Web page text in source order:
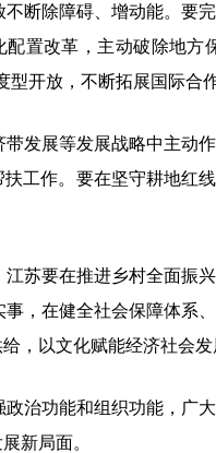
断除障碍、增动能。要
置改革，主动破除地方
开放，不断拓展国际合作
发展等发展战略中主动
工作。要在坚守耕地红
苏要在推进乡村全面振
，在健全社会保障体系
，以文化赋能经济社会发
治功能和组织功能，广大
新局面。